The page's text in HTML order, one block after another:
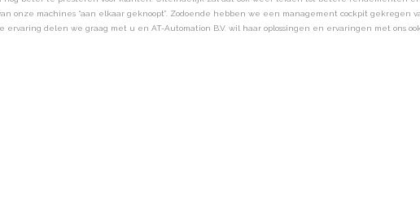
onze machines “aan elkaar geknoopt”. Zodoende hebben we een management cockpit gekregen
ervaring delen we graag met u en AT-Automation B.V. wil haar oplossingen en ervaringen met ons